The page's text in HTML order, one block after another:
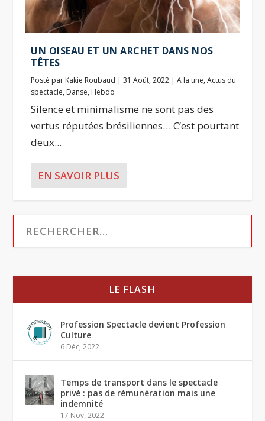
UN OISEAU ET UN ARCHET DANS NOS
TÊTES
Posté par Kakie Roubaud |31 Août, 2022 |A la une,Actus du
spectacle, Danse, Hebdo
Silence et minimalisme ne sont pas des
vertus réputées brésiliennes… C’est pourtant
deux...
EN SAVOIR PLUS
LE FLASH
Profession Spectacle devient Profession
Culture
6 Déc, 2022
Temps de transport dans le spectacle
privé : pas de rémunération mais une
indemnité
17 Nov, 2022